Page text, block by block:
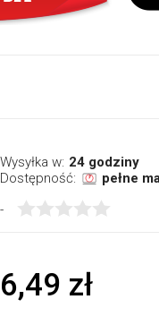
Wysyłka w: 24 godziny
Dostępność:
pełne
-
6,49 zł